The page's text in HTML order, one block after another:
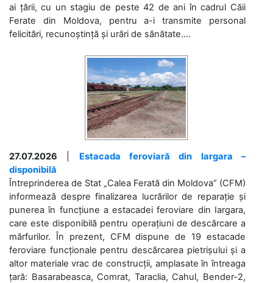
ai țării, cu un stagiu de peste 42 de ani în cadrul Căii
Ferate din Moldova, pentru a-i transmite personal
felicitări, recunoștință și urări de sănătate....
27.07.2026
Estacada feroviară din Iargara –
disponibilă
Întreprinderea de Stat „Calea Ferată din Moldova” (CFM)
informează despre finalizarea lucrărilor de reparație și
punerea în funcțiune a estacadei feroviare din Iargara,
care este disponibilă pentru operațiuni de descărcare a
mărfurilor. În prezent, CFM dispune de 19 estacade
feroviare funcționale pentru descărcarea pietrișului și a
altor materiale vrac de construcții, amplasate în întreaga
țară: Basarabeasca, Comrat, Taraclia, Cahul, Bender-2,